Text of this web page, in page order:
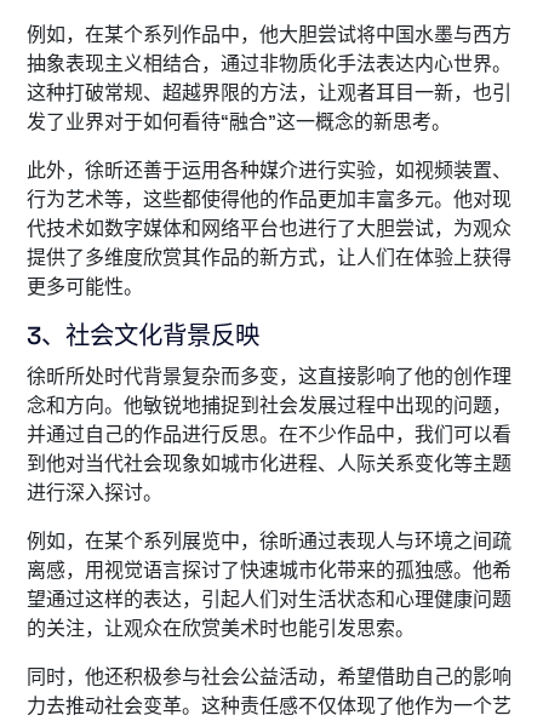
例如，在某个系列作品中，他大胆尝试将中国水墨与西方
抽象表现主义相结合，通过非物质化手法表达内心世界。
这种打破常规、超越界限的方法，让观者耳目一新，也引
发了业界对于如何看待“融合”这一概念的新思考。
此外，徐昕还善于运用各种媒介进行实验，如视频装置、
行为艺术等，这些都使得他的作品更加丰富多元。他对现
代技术如数字媒体和网络平台也进行了大胆尝试，为观众
提供了多维度欣赏其作品的新方式，让人们在体验上获得
更多可能性。
3、社会文化背景反映
徐昕所处时代背景复杂而多变，这直接影响了他的创作理
念和方向。他敏锐地捕捉到社会发展过程中出现的问题，
并通过自己的作品进行反思。在不少作品中，我们可以看
到他对当代社会现象如城市化进程、人际关系变化等主题
进行深入探讨。
例如，在某个系列展览中，徐昕通过表现人与环境之间疏
离感，用视觉语言探讨了快速城市化带来的孤独感。他希
望通过这样的表达，引起人们对生活状态和心理健康问题
的关注，让观众在欣赏美术时也能引发思索。
同时，他还积极参与社会公益活动，希望借助自己的影响
力去推动社会变革。这种责任感不仅体现了他作为一个艺